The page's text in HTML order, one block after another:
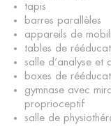
tapis
barres parallèles
appareils de
tables de
salle d’analyse et
boxes de
gymnase avec
proprioceptif
salle de